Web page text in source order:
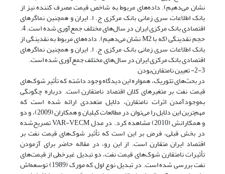
نشان می‌دهیم). داده‌های مربوط به شاخص قیمت مصرف کننده نیز از
بانک اطلاعات سری زمانی بانک مرکزی ج. ا. ایران و همچنین نماگرهای
اقتصادی بانک مرکزی ایران در سال‌های مختلف جمع‌آوری شده است. 4.
حجم نقدینگی (که با M2 نشان می‌دهیم). داده‌های مربوط به نقدینگی از
بانک اطلاعات سری زمانی بانک مرکزی ج. ا. ایران و همچنین نماگرهای
اقتصادی بانک مرکزی ایران در سال‌های مختلف جمع‌آوری شده است.
2-3- تعیین ‌نامتقارن‌بودن
در بحث‌های تئوریک، همواره این دیدگاه وجود داشته که تأثیر شوک‌های
قیمت نفت بر متغیرهای کلان اقتصاد نامتقارن است. درباره چگونگی
به‌وجود‌آمدن اثرات نامتقارن، دلایل متعددی ارائه شده است که
مهم‌ترین این دلایل را می‌توان در مطالعات کیلیان و همکاران (2009)، و دو
و همکارانش (2010) مشاهده کرد. در مدل VAR-VECM تصریح‌شده
در بخش قبلی، فرض بر این است که تأثیر شوک‌های قیمت نفت بر
اقتصاد ایران متقارن است. از این رو، در مقاله حاضر برای آزمودن
تأثیرات نامتقارن شوک‌های قیمت نفت، دو تبدیل غیرخطی از قیمت‌های
نفت بررسی شده است. در تبدیل نوع اول که مورک (1989) توسعه‌اش